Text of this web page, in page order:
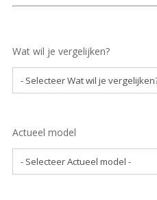
Wat wil je vergelijken?
Actueel model